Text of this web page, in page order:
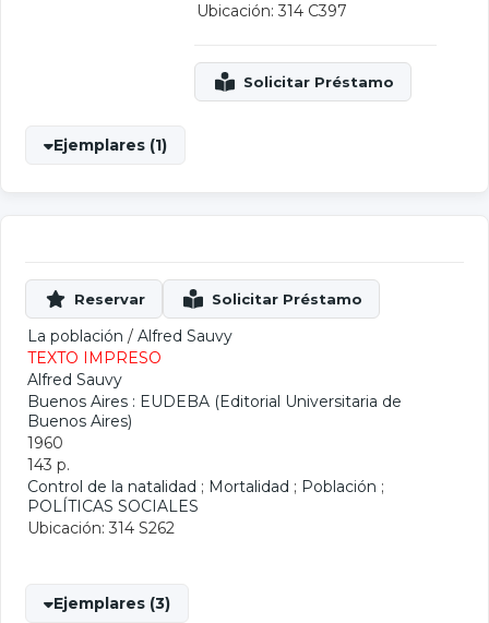
Ubicación: 314 C397
Ejemplares (1)
La población / Alfred Sauvy
TEXTO IMPRESO
Alfred Sauvy
Buenos Aires : EUDEBA (Editorial Universitaria de
Buenos Aires)
1960
143 p.
Control de la natalidad ; Mortalidad ; Población ;
POLÍTICAS SOCIALES
Ubicación: 314 S262
Ejemplares (3)